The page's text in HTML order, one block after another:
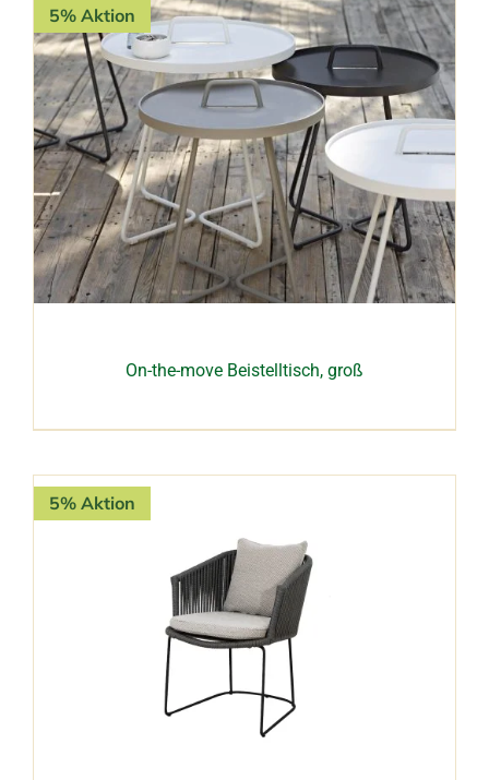
5% Aktion
On-the-move Beistelltisch, groß
5% Aktion